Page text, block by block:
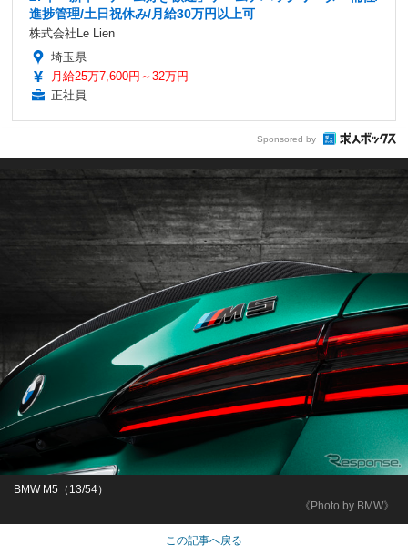
進捗管理/土日祝休み/月給30万円以上可
株式会社Le Lien
埼玉県
月給25万7,600円～32万円
正社員
Sponsored by
《Photo by BMW》
BMW M5（13/54）
この記事へ戻る